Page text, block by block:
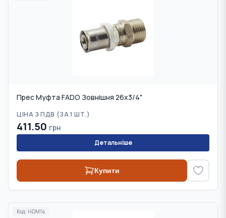
Прес Муфта FADO Зовнішня 26x3/4"
ЦІНА З ПДВ (ЗА 1 ШТ.)
411.50 грн
Детальніше
Купити
Код: HDM14